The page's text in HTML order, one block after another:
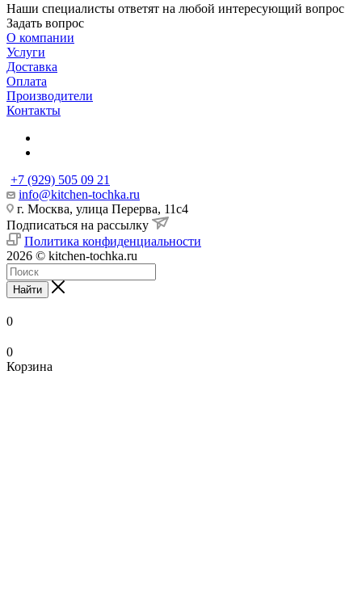
Наши специалисты ответят на любой интересующий вопрос
Задать вопрос
О компании
Услуги
Доставка
Оплата
Производители
Контакты
+7 (929) 505 09 21
info@kitchen-tochka.ru
г. Москва, улица Перерва, 11с4
Подписаться на рассылку
Политика конфиденциальности
2026 © kitchen-tochka.ru
Найти
0
0
Корзина